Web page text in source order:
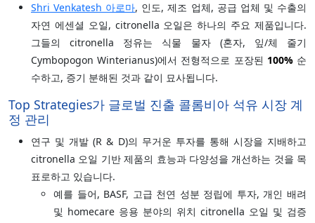
Shri Venkatesh 아로마, 인도, 제조 업체, 공급 업체 및 수출의
자연 에센셜 오일, citronella 오일은 하나의 주요 제품입니다.
그들의 citronella 정유는 식물 물자 (혼자, 잎/체 줄기
Cymbopogon Winterianus)에서 전형적으로 포장된 100%순
수하고, 증기 분해된 것과 같이 묘사됩니다.
Top Strategies가 글로벌 진출 콜롬비아 석유 시장 계
정 관리
연구 및 개발 (R & D)의 무거운 투자를 통해 시장을 지배하고
citronella 오일 기반 제품의 효능과 다양성을 개선하는 것을 목
표로하고 있습니다.
예를 들어, BASF, 고급 천연 성분 정립에 투자, 개인 배려
및 homecare 응용 분야의 위치 citronella 오일 및 검증